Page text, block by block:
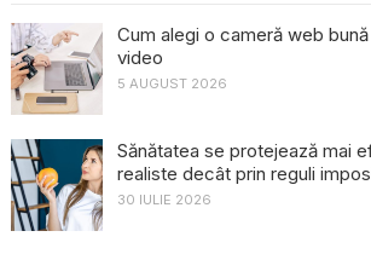
Cum alegi o cameră web
video
5 AUGUST 2026
Sănătatea se protejează mai
realiste decât prin reguli
30 IULIE 2026